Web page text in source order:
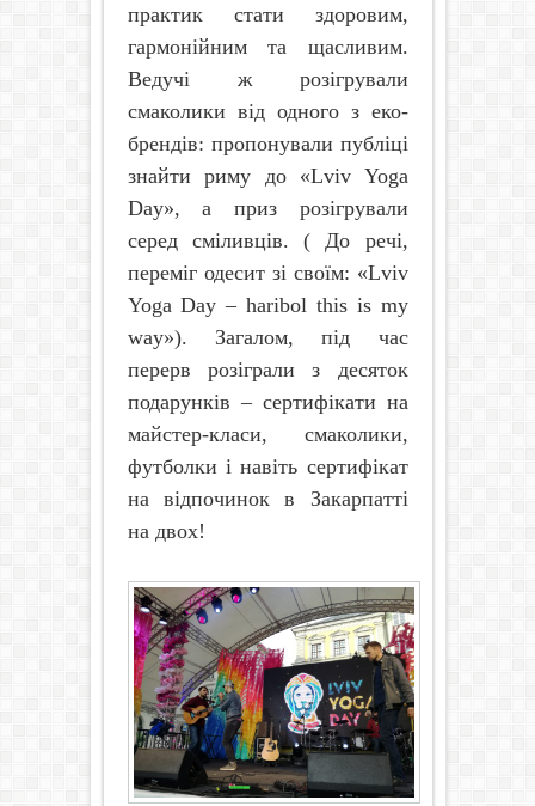
практик стати здоровим,
гармонійним та щасливим.
Ведучі ж розігрували
смаколики від одного з еко-
брендів: пропонували публіці
знайти риму до «Lviv Yoga
Day», а приз розігрували
серед сміливців. ( До речі,
переміг одесит зі своїм: «Lviv
Yoga Day– haribol this is my
way»). Загалом, під час
перерв розіграли з десяток
подарунків – сертифікати на
майстер-класи, смаколики,
футболки і навіть сертифікат
на відпочинок в Закарпатті
на двох!